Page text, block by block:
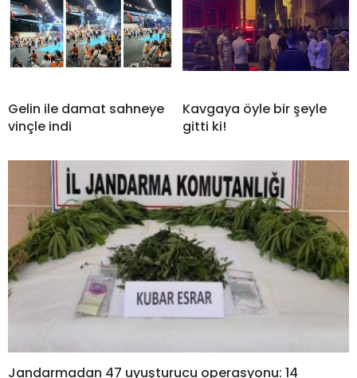
Gelin ile damat sahneye
vinçle indi
Kavgaya öyle bir şeyle
gitti ki!
Jandarmadan 47 uyuşturucu operasyonu: 14